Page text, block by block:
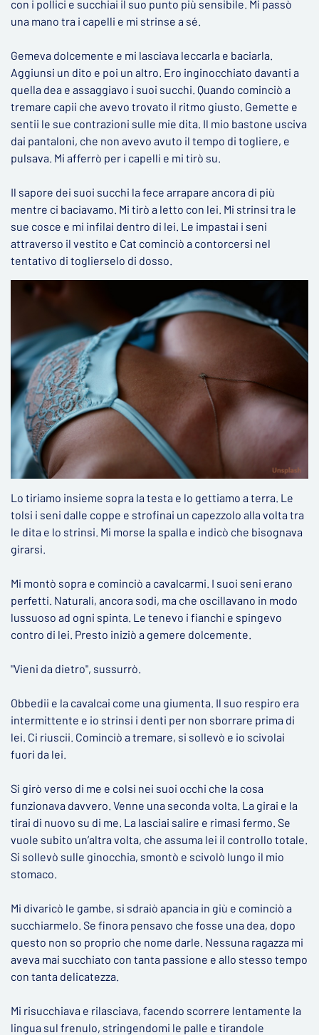
con i pollici e succhiai il suo punto più sensibile. Mi passò
una mano tra i capelli e mi strinse a sé.
Gemeva dolcemente e mi lasciava leccarla e baciarla.
Aggiunsi un dito e poi un altro. Ero inginocchiato davanti a
quella dea e assaggiavo i suoi succhi. Quando cominciò a
tremare capii che avevo trovato il ritmo giusto. Gemette e
sentii le sue contrazioni sulle mie dita. Il mio bastone usciva
dai pantaloni, che non avevo avuto il tempo di togliere, e
pulsava. Mi afferrò per i capelli e mi tirò su.
Il sapore dei suoi succhi la fece arrapare ancora di più
mentre ci baciavamo. Mi tirò a letto con lei. Mi strinsi tra le
sue cosce e mi infilai dentro di lei. Le impastai i seni
attraverso il vestito e Cat cominciò a contorcersi nel
tentativo di toglierselo di dosso.
Lo tiriamo insieme sopra la testa e lo gettiamo a terra. Le
tolsi i seni dalle coppe e strofinai un capezzolo alla volta tra
le dita e lo strinsi. Mi morse la spalla e indicò che bisognava
girarsi.
Mi montò sopra e cominciò a cavalcarmi. I suoi seni erano
perfetti. Naturali, ancora sodi, ma che oscillavano in modo
lussuoso ad ogni spinta. Le tenevo i fianchi e spingevo
contro di lei. Presto iniziò a gemere dolcemente.
"Vieni da dietro", sussurrò.
Obbedii e la cavalcai come una giumenta. Il suo respiro era
intermittente e io strinsi i denti per non sborrare prima di
lei. Ci riuscii. Cominciò a tremare, si sollevò e io scivolai
fuori da lei.
Si girò verso di me e colsi nei suoi occhi che la cosa
funzionava davvero. Venne una seconda volta. La girai e la
tirai di nuovo su di me. La lasciai salire e rimasi fermo. Se
vuole subito un’altra volta, che assuma lei il controllo totale.
Si sollevò sulle ginocchia, smontò e scivolò lungo il mio
stomaco.
Mi divaricò le gambe, si sdraiò apancia in giù e cominciò a
succhiarmelo. Se finora pensavo che fosse una dea, dopo
questo non so proprio che nome darle. Nessuna ragazza mi
aveva mai succhiato con tanta passione e allo stesso tempo
con tanta delicatezza.
Mi risucchiava e rilasciava, facendo scorrere lentamente la
lingua sul frenulo, stringendomi le palle e tirandole